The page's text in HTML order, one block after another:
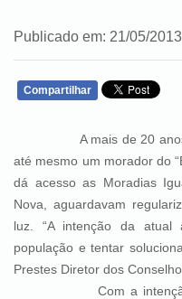
Publicado em: 21/05/
Compartilhar
A mais de 20 anos,
até mesmo um morador do
dá acesso as Moradias
Nova, aguardavam
luz. “A intenção da atual
população e tentar
Prestes Diretor dos
Com a intenção de